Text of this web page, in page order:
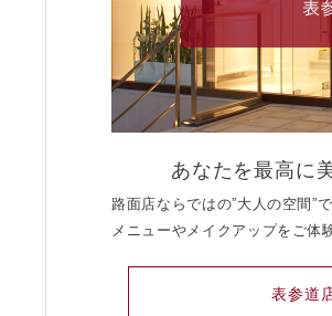
あなたを最高に
路面店ならではの”大人の空間”
メニューやメイクアップをご体
表参道